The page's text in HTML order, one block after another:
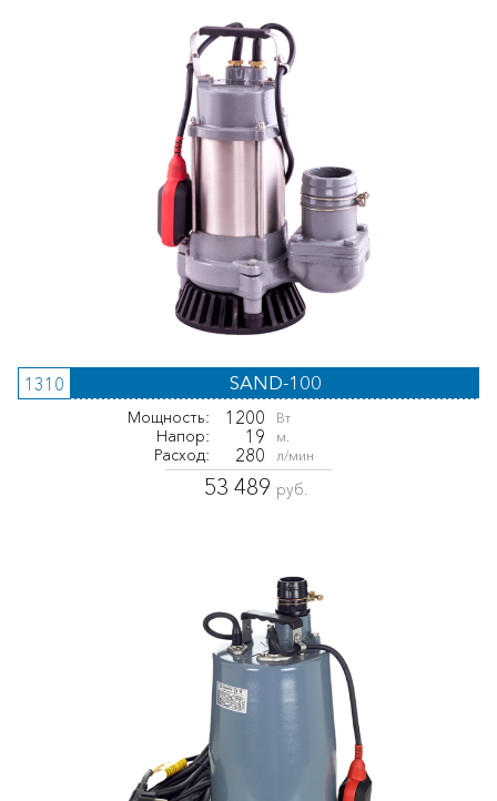
1310 SAND-100
Мощность: 1200 Вт
Напор: 19 м.
Расход: 280 л/мин
53 489 руб.